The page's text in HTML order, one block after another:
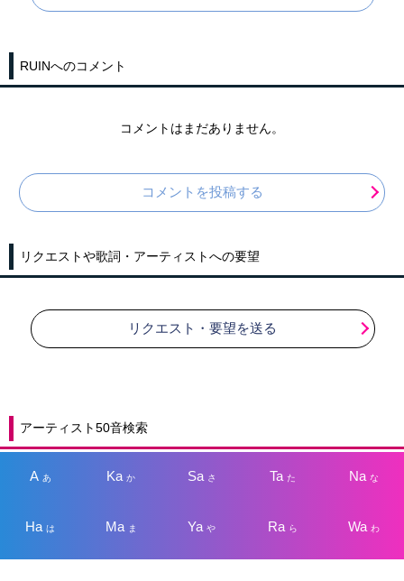
RUINへのコメント
コメントはまだありません。
コメントを投稿する
リクエストや歌詞・アーティストへの要望
リクエスト・要望を送る
アーティスト50音検索
A あ Kaか Sa さ Taた Na な
Haは Ma ま Yaや Ra ら Wa わ